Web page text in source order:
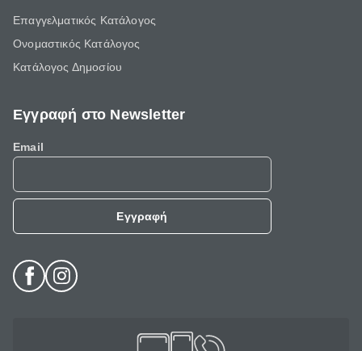
Επαγγελματικός Κατάλογος
Ονομαστικός Κατάλογος
Κατάλογος Δημοσίου
Εγγραφή στο Newsletter
Email
Εγγραφή